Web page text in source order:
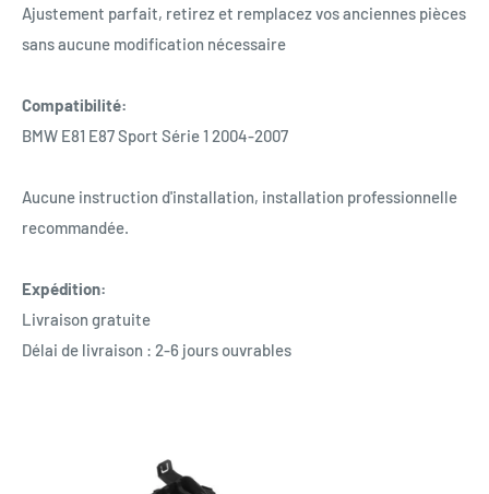
Ajustement parfait, retirez et remplacez vos anciennes pièces
sans aucune modification nécessaire
Compatibilité:
BMW E81 E87 Sport Série 1 2004-2007
Aucune instruction d'installation, installation professionnelle
recommandée.
Expédition:
Livraison gratuite
Délai de livraison : 2-6 jours ouvrables